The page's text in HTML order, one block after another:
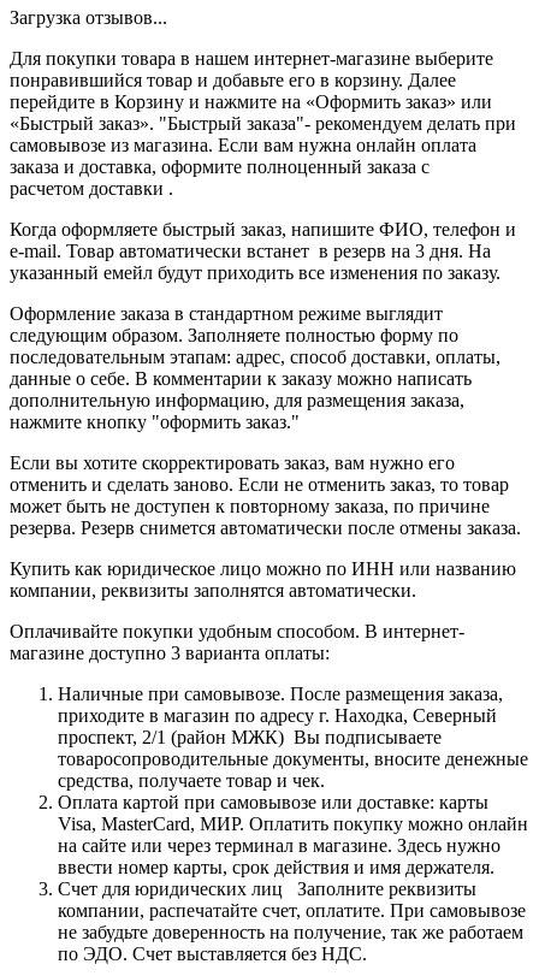
Загрузка отзывов...
Для покупки товара в нашем интернет-магазине выберите
понравившийся товар и добавьте его в корзину. Далее
перейдите в Корзину и нажмите на «Оформить заказ» или
«Быстрый заказ». "Быстрый заказа"- рекомендуем делать при
самовывозе из магазина. Если вам нужна онлайн оплата
заказа и доставка, оформите полноценный заказа с
расчетом доставки .
Когда оформляете быстрый заказ, напишите ФИО, телефон и
e-mail. Товар автоматически встанет в резерв на 3 дня. На
указанный емейл будут приходить все изменения по заказу.
Оформление заказа в стандартном режиме выглядит
следующим образом. Заполняете полностью форму по
последовательным этапам: адрес, способ доставки, оплаты,
данные о себе. В комментарии к заказу можно написать
дополнительную информацию, для размещения заказа,
нажмите кнопку "оформить заказ."
Если вы хотите скорректировать заказ, вам нужно его
отменить и сделать заново. Если не отменить заказ, то товар
может быть не доступен к повторному заказа, по причине
резерва. Резерв снимется автоматически после отмены заказа.
Купить как юридическое лицо можно по ИНН или названию
компании, реквизиты заполнятся автоматически.
Оплачивайте покупки удобным способом. В интернет-
магазине доступно 3 варианта оплаты:
Наличные при самовывозе. После размещения заказа,
приходите в магазин по адресу г. Находка, Северный
проспект, 2/1 (район МЖК) Вы подписываете
товаросопроводительные документы, вносите денежные
средства, получаете товар и чек.
Оплата картой при самовывозе или доставке: карты
Visa, MasterCard, МИР. Оплатить покупку можно онлайн
на сайте или через терминал в магазине. Здесь нужно
ввести номер карты, срок действия и имя держателя.
Счет для юридических лиц Заполните реквизиты
компании, распечатайте счет, оплатите. При самовывозе
не забудьте доверенность на получение, так же работаем
по ЭДО. Счет выставляется без НДС.